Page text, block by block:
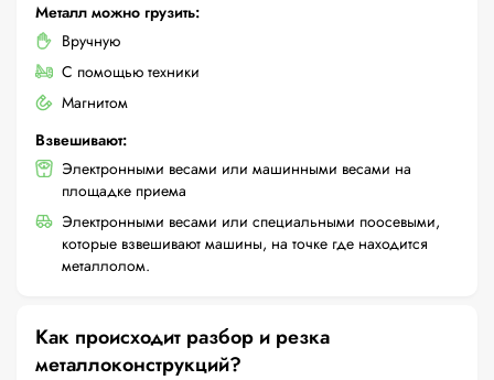
Металл можно грузить:
Вручную
С помощью техники
Магнитом
Взвешивают:
Электронными весами или машинными весами на
площадке приема
Электронными весами или специальными поосевыми,
которые взвешивают машины, на точке где находится
металлолом.
Как происходит разбор и резка
металлоконструкций?